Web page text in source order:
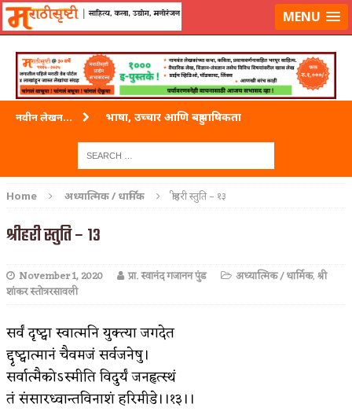
लॉग-इन करा|लेखक नोंदणी कराMENU
नवीन लेखन... भाषा, उच्चार आणि बहुभाषिकता
ताम्र – एक अफलातून धातू (COPPER)
पाटलाची विहीर
पुस्तके बदलायची आहेत तुम्हाला!
किती घोषणांचा पाऊस होता
कसं हुईन तं हू माय…
Home अध्यात्मिक / धार्मिक श्रीहरी स्तुति – १३
श्रीहरी स्तुति – १३
November 1, 2020 प्रा. स्वानंद गजानन पुंड अध्यात्मिक / धार्मिक,श्री
शांकर स्तोत्ररसावली
सर्वं दृष्ट्वा स्वात्मनि युक्त्या जगदेत
द्दृष्ट्वात्मानं चैवमजं सर्वजनेषु।
सर्वात्मैकोऽस्मीति विदुर्यं जनहृत्स्थं
तं संसारध्वान्तविनाशं हरिमीडे।।१३।।